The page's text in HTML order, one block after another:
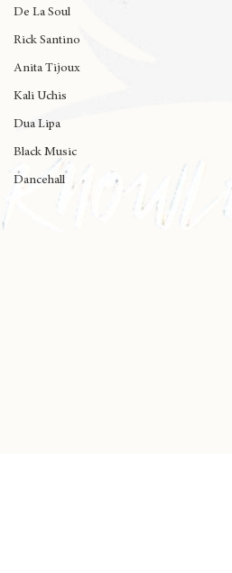
The Alchemist
De La Soul
Rick Santino
Anita Tijoux
Kali Uchis
Dua Lipa
Black Music